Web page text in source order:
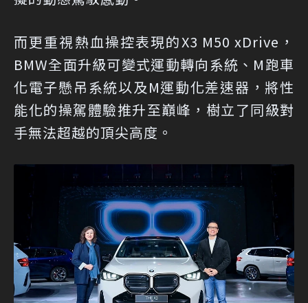
而更重視熱血操控表現的X3 M50 xDrive，
BMW全面升級可變式運動轉向系統、M跑車
化電子懸吊系統以及M運動化差速器，將性
能化的操駕體驗推升至巔峰，樹立了同級對
手無法超越的頂尖高度。